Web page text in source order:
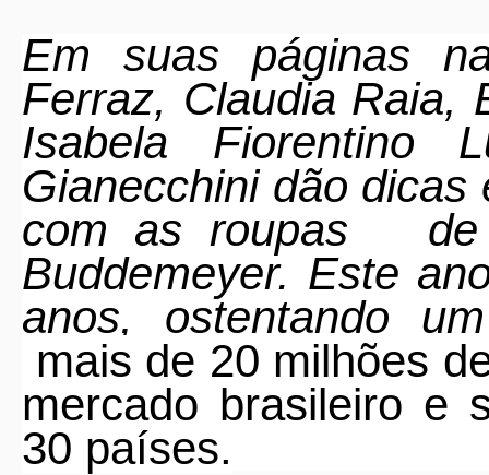
Em suas páginas
Ferraz, Claudia Raia,
Isabela Fiorentino
Gianecchini dão
com as roupas
Buddemeyer. Este
anos, ostentando
mais de 20 milhões
mercado brasileiro e
30 países.